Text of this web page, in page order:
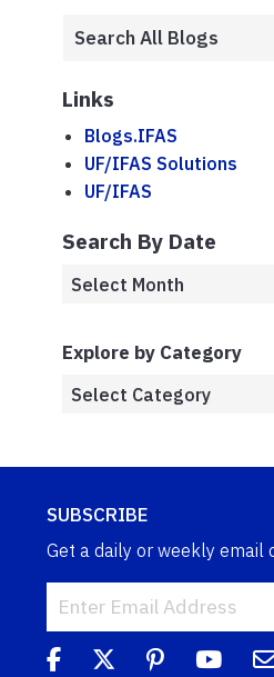
Links
Blogs.IFAS
UF/IFAS Solutions
UF/IFAS
Search By Date
Explore by Category
SUBSCRIBE
Get a daily or weekly email